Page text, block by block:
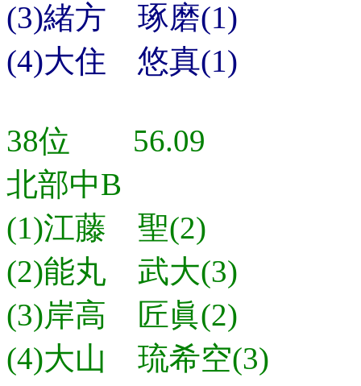
(3)緒方 琢磨(1)
(4)大住 悠真(1)
38位 56.09
北部中B
(1)江藤 聖(2)
(2)能丸 武大(3)
(3)岸高 匠眞(2)
(4)大山 琉希空(3)